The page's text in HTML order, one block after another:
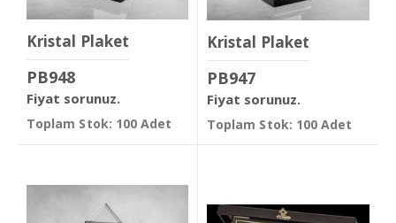
Kristal Plaket
PB948
Fiyat sorunuz.
Toplam Stok: 100 Adet
Kristal Plaket
PB947
Fiyat sorunuz.
Toplam Stok: 100 Adet